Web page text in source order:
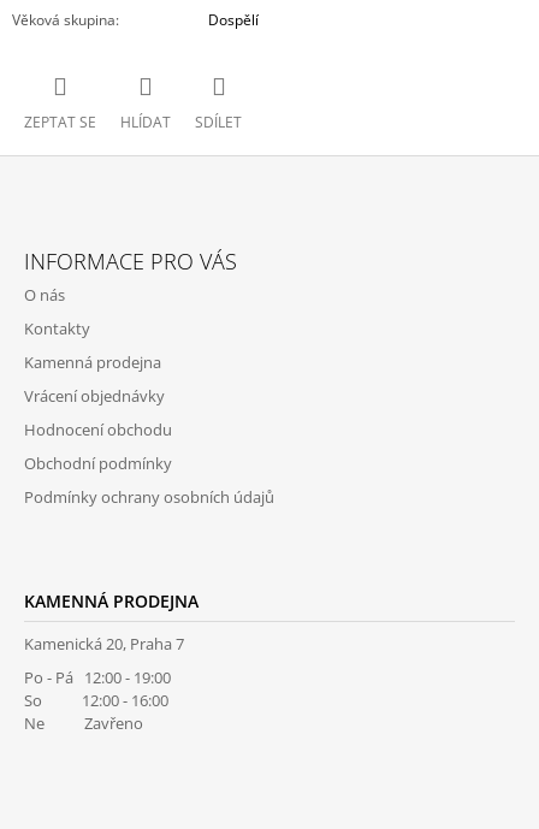
Věková skupina: Dospělí
ZEPTAT SE HLÍDAT SDÍLET
INFORMACE PRO VÁS
O nás
Kontakty
Kamenná prodejna
Vrácení objednávky
Hodnocení obchodu
Obchodní podmínky
Podmínky ochrany osobních údajů
KAMENNÁ PRODEJNA
Kamenická 20, Praha 7
Po - Pá 12:00 - 19:00
So 12:00 - 16:00
Ne Zavřeno